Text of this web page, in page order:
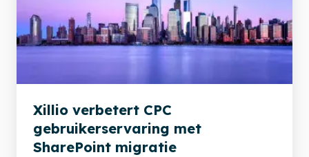
met
SharePoint
Xillio verbetert CPC
gebruikerservaring met
SharePoint migratie